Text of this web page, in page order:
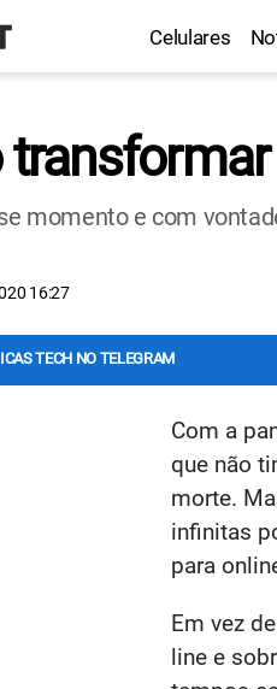
Celulares
momento e com
16:27
TECH NO TELEGRAM
Com a
que não
morte.
infinitas
para
Em vez
line e